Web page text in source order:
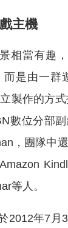
主機
相當有趣
是由一群
製作的方
數位分部
，團隊中
等人。
2012年7月